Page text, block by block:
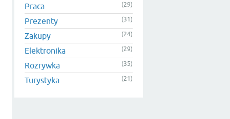
Praca (29)
Prezenty (31)
Zakupy (24)
Elektronika (29)
Rozrywka (35)
Turystyka (21)